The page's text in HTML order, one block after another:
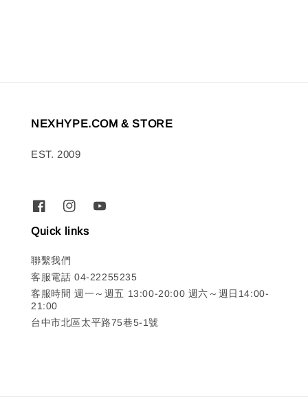
NEXHYPE.COM & STORE
EST. 2009
Quick links
聯繫我們
客服電話 04-22255235
客服時間 週一～週五 13:00-20:00 週六～週日14:00-
21:00
台中市北區太平路75巷5-1號